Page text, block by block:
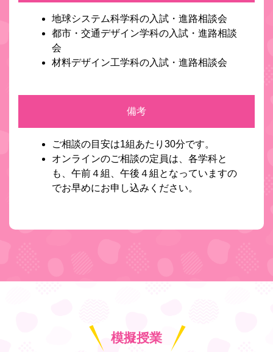
地球システム科学科の入試・進路相談会
都市・交通デザイン学科の入試・進路相談
会
材料デザイン工学科の入試・進路相談会
備考
ご相談の目安は1組あたり30分です。
オンラインのご相談の定員は、各学科と
も、午前４組、午後４組となっていますの
でお早めにお申し込みください。
模擬授業